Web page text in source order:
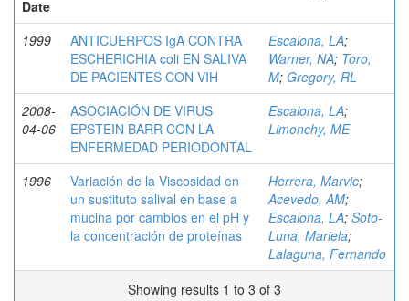
Date
1999
ANTICUERPOS IgA CONTRA
ESCHERICHIA coli EN SALIVA
DE PACIENTES CON VIH
Escalona, LA;
Warner, NA; Toro,
M; Gregory, RL
2008-
04-06
ASOCIACIÓN DE VIRUS
EPSTEIN BARR CON LA
ENFERMEDAD PERIODONTAL
Escalona, LA;
Limonchy, ME
1996
Variación de la Viscosidad en
un sustituto salival en base a
mucina por cambios en el pH y
la concentración de proteínas
Herrera, Marvic;
Acevedo, AM;
Escalona, LA; Soto-
Luna, Mariela;
Lalaguna, Fernando
Showing results 1 to 3 of 3